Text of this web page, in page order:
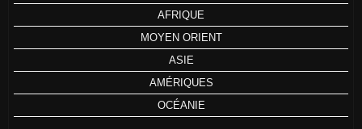
AFRIQUE
MOYEN ORIENT
ASIE
AMÉRIQUES
OCÉANIE